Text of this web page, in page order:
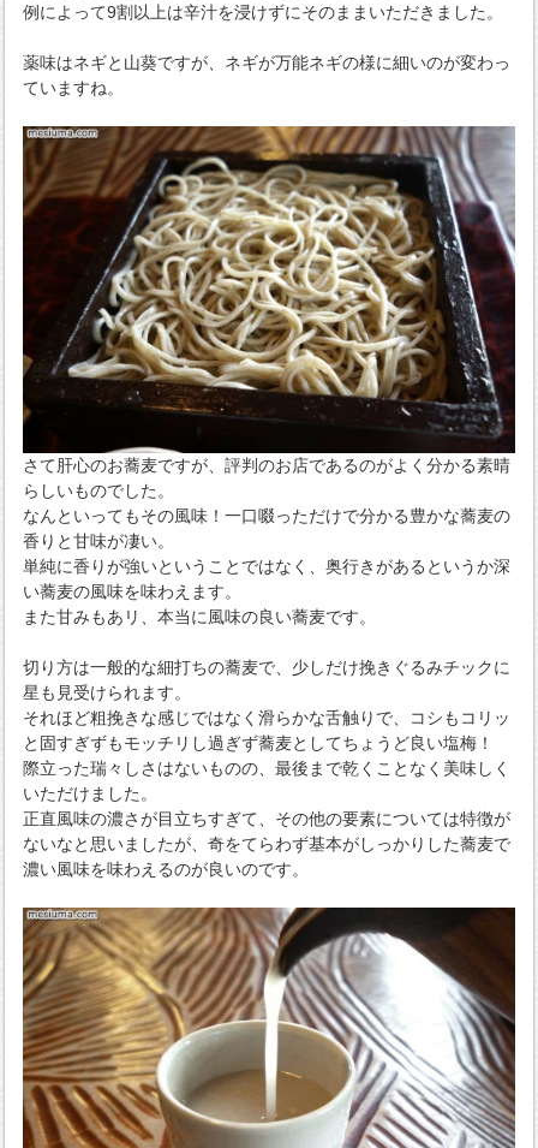
例によって9割以上は辛汁を浸けずにそのままいただきました。
薬味はネギと山葵ですが、ネギが万能ネギの様に細いのが変わっ
ていますね。
さて肝心のお蕎麦ですが、評判のお店であるのがよく分かる素晴
らしいものでした。
なんといってもその風味！一口啜っただけで分かる豊かな蕎麦の
香りと甘味が凄い。
単純に香りが強いということではなく、奥行きがあるというか深
い蕎麦の風味を味わえます。
また甘みもあリ、本当に風味の良い蕎麦です。
切り方は一般的な細打ちの蕎麦で、少しだけ挽きぐるみチックに
星も見受けられます。
それほど粗挽きな感じではなく滑らかな舌触りで、コシもコリッ
と固すぎずもモッチリし過ぎず蕎麦としてちょうど良い塩梅！
際立った瑞々しさはないものの、最後まで乾くことなく美味しく
いただけました。
正直風味の濃さが目立ちすぎて、その他の要素については特徴が
ないなと思いましたが、奇をてらわず基本がしっかりした蕎麦で
濃い風味を味わえるのが良いのです。